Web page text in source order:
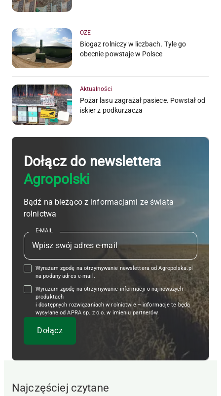
OZE
Biogaz rolniczy w liczbach. Tyle go
obecnie powstaje w Polsce
Aktualności
Pożar lasu zagrażał pasiece. Powstał od
iskier z podkurzacza
Dołącz do newslettera
Agropolski
Bądź na bieżąco z informacjami ze świata
rolnictwa
E-MAIL
Wyrażam zgodę na otrzymywanie newslettera od Agropolska.pl
na podany adres e-mail.
Wyrażam zgodę na otrzymywanie informacji o najnowszych
produktach
i dostępnych rozwiązaniach w rolnictwie – informacje te będą
wysyłane od APRA sp. z o.o. w imieniu partnerów.
Najczęściej czytane